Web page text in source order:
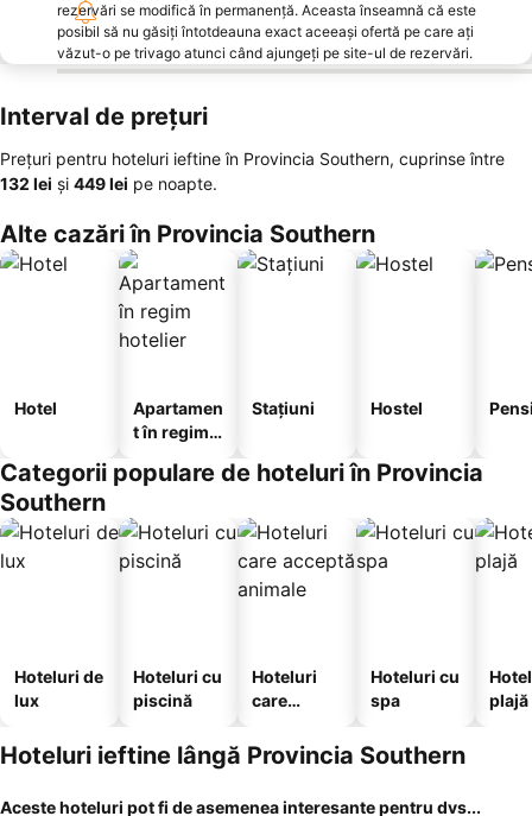
rezervări se modifică în permanență. Aceasta înseamnă că este
posibil să nu găsiți întotdeauna exact aceeași ofertă pe care ați
văzut-o pe trivago atunci când ajungeți pe site-ul de rezervări.
Interval de prețuri
Prețuri pentru hoteluri ieftine în Provincia Southern, cuprinse între
‎132 lei și ‎449 lei pe noapte.
Alte cazări în Provincia Southern
Hotel
Apartamen
t în regim
Stațiuni Hostel
Categorii populare de hoteluri în Provincia
Southern
Hoteluri de
lux
Hoteluri cu
piscină
Hoteluri
care
animale
Hoteluri cu
spa
plajă
Hoteluri ieftine lângă Provincia Southern
Aceste hoteluri pot fi de asemenea interesante pentru dvs...